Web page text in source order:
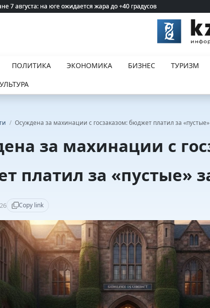
7 августа: на юге ожидается жара до +40 градусов
7 августа: на юге ожидается жара до +40 градусов
ПОЛИТИКА ЭКОНОМИКА БИЗНЕС ТУРИЗМ
/ Осуждена за махинации с госзаказом: бюджет платил за
за махинации с
платил за «пустые»
Copy link